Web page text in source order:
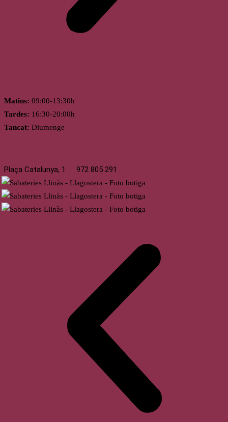
Matins: 09:00-13:30h
Tardes: 16:30-20:00h
Tancat: Diumenge
Plaça Catalunya, 1 972 805 291